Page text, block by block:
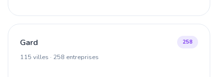
Gard
115 villes · 258 entreprises
258